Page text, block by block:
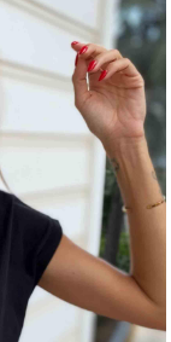
ticari elektronik ileti
Metni'ni
sms ve
ediyorum.